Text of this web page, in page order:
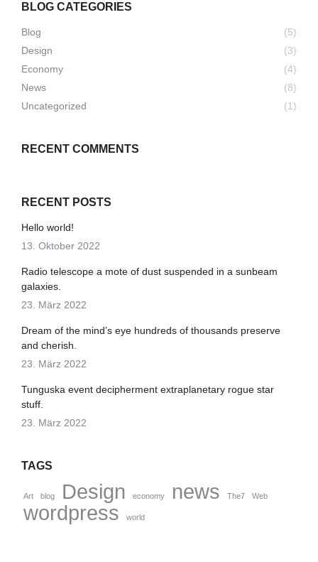
BLOG CATEGORIES
Blog
(5)
Design
(3)
Economy
(4)
News
(8)
Uncategorized
(1)
RECENT COMMENTS
RECENT POSTS
Hello world!
13. Oktober 2022
Radio telescope a mote of dust suspended in a sunbeam
galaxies.
23. März 2022
Dream of the mind’s eye hundreds of thousands preserve
and cherish.
23. März 2022
Tunguska event decipherment extraplanetary rogue star
stuff.
23. März 2022
TAGS
Art blog Design economy news The7 Web
wordpress world